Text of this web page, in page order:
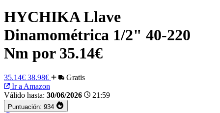
HYCHIKA Llave
Dinamométrica 1/2" 40-220
Nm por 35.14€
35.14€ 38.98€
Gratis
Ir a Amazon
Válido hasta: 30/06/2026 21:59
Puntuación: 934